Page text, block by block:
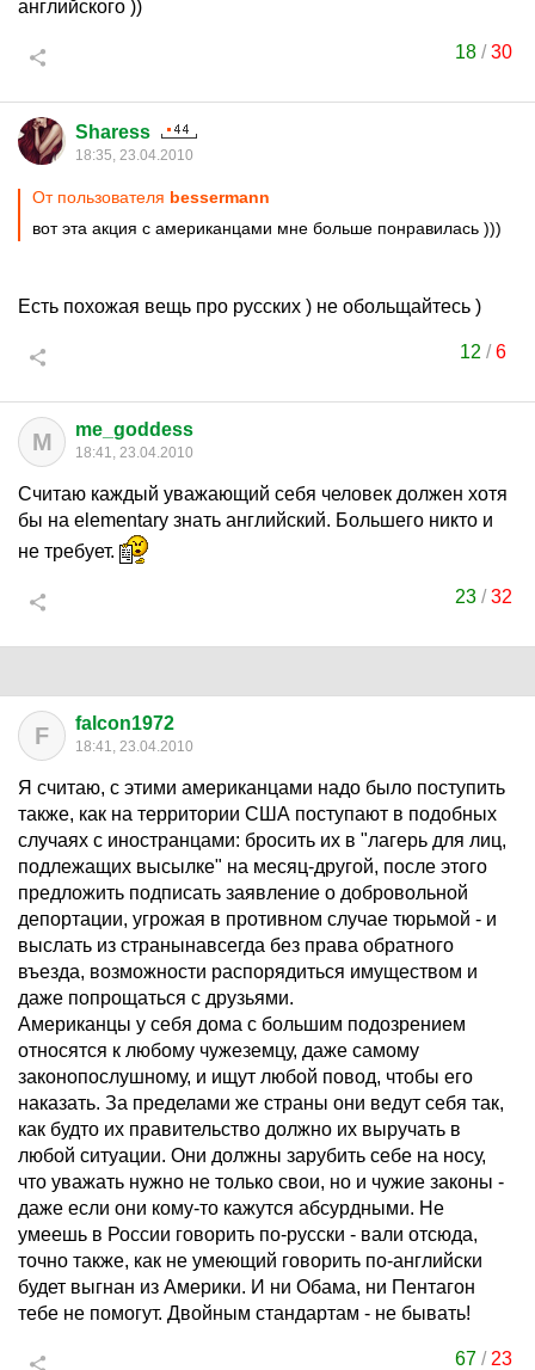
английского ))
18/30
Sharess
18:35, 23.04.2010
От пользователя bessermann
вот эта акция с американцами мне больше понравилась )))
Есть похожая вещь про русских ) не обольщайтесь )
12 /6
M me_goddess
18:41, 23.04.2010
Считаю каждый уважающий себя человек должен хотя
бы на elementary знать английский. Большего никто и
не требует.
23/32
F falcon1972
18:41, 23.04.2010
Я считаю, с этими американцами надо было поступить
также, как на территории США поступают в подобных
случаях с иностранцами: бросить их в "лагерь для лиц,
подлежащих высылке" на месяц-другой, после этого
предложить подписать заявление о добровольной
депортации, угрожая в противном случае тюрьмой - и
выслать из странынавсегда без права обратного
въезда, возможности распорядиться имуществом и
даже попрощаться с друзьями.
Американцы у себя дома с большим подозрением
относятся к любому чужеземцу, даже самому
законопослушному, и ищут любой повод, чтобы его
наказать. За пределами же страны они ведут себя так,
как будто их правительство должно их выручать в
любой ситуации. Они должны зарубить себе на носу,
что уважать нужно не только свои, но и чужие законы -
даже если они кому-то кажутся абсурдными. Не
умеешь в России говорить по-русски - вали отсюда,
точно также, как не умеющий говорить по-английски
будет выгнан из Америки. И ни Обама, ни Пентагон
тебе не помогут. Двойным стандартам - не бывать!
67/ 23